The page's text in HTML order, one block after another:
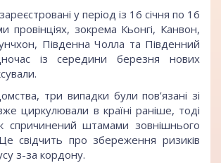
у період із 16 січня по 16
провінціях, зокрема Кьонгі, Канвон,
Південна Чолла та Південний
із середини березня нових
три випадки були пов’язані зі
циркулювали в країні раніше, тоді
спричинений штамами зовнішнього
свідчить про збереження ризиків
з-за кордону.